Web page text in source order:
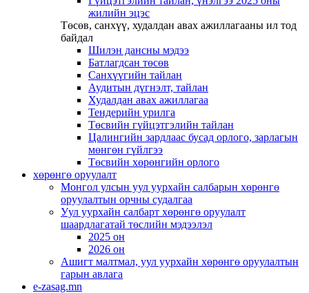
жилийн эцэс
Төсөв, санхүү, худалдан авах ажиллагааны ил тод
байдал
Шилэн дансны мэдээ
Батлагдсан төсөв
Санхүүгийн тайлан
Аудитын дүгнэлт, тайлан
Худалдан авах ажиллагаа
Тендерийн урилга
Төсвийн гүйцэтгэлийн тайлан
Цалингийн зардлаас бусад орлого, зарлагын
мөнгөн гүйлгээ
Төсвийн хөрөнгийн орлого
хөрөнгө оруулалт
Монгол улсын уул уурхайн салбарын хөрөнгө
оруулалтын орчны судалгаа
Уул уурхайн салбарт хөрөнгө оруулалт
шаардлагатай төслийн мэдээлэл
2025 он
2026 он
Ашигт малтмал, уул уурхайн хөрөнгө оруулалтын
гарын авлага
e-zasag.mn